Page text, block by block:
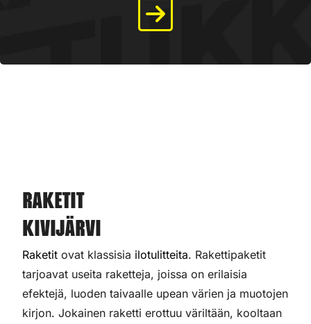
Raketit
Kivijärvi
Raketit ovat klassisia ilotulitteita. Rakettipaketit
tarjoavat useita raketteja, joissa on erilaisia
efektejä, luoden taivaalle upean värien ja muotojen
kirjon. Jokainen raketti erottuu väriltään, kooltaan